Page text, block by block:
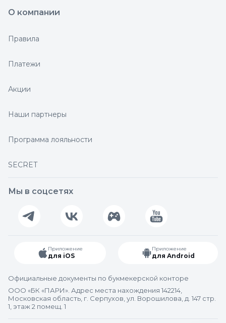
О компании
Правила
Платежи
Акции
Наши партнеры
Программа лояльности
SECRET
Мы в соцсетях
Приложение
для iOS
Приложение
для Android
Официальные документы по букмекерской конторе
ООО «БК «ПАРИ». Адрес места нахождения 142214,
Московская область, г. Серпухов, ул. Ворошилова, д. 147 стр.
1, этаж 2 помещ. 1